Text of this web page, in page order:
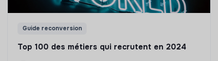
Guide reconversion
Top 100 des métiers qui recrutent en 2024